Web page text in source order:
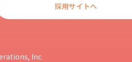
採用サイトへ
Inc.